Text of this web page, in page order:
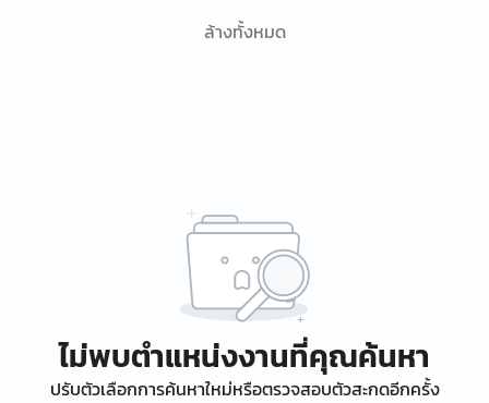
ล้างทั้งหมด
ไม่พบตำแหน่งงานที่คุณค้นหา
ปรับตัวเลือกการค้นหาใหม่หรือตรวจสอบตัวสะกดอีกครั้ง